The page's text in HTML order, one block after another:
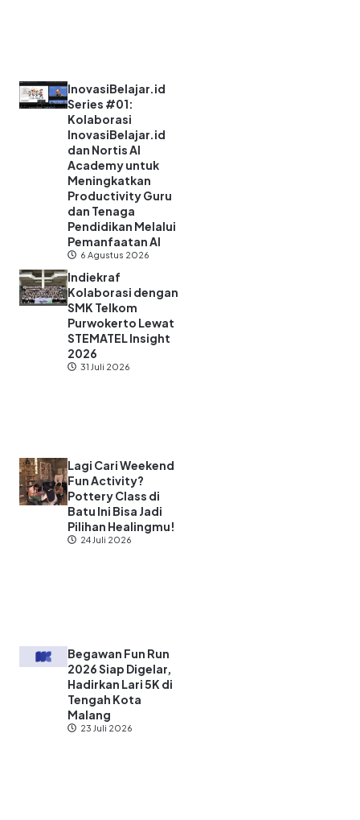
InovasiBelajar.id
Series #01:
Kolaborasi
InovasiBelajar.id
dan Nortis AI
Academy untuk
Meningkatkan
Productivity Guru
dan Tenaga
Pendidikan Melalui
Pemanfaatan AI
6 Agustus 2026
Indiekraf
Kolaborasi dengan
SMK Telkom
Purwokerto Lewat
STEMATEL Insight
2026
31 Juli 2026
Lagi Cari Weekend
Fun Activity?
Pottery Class di
Batu Ini Bisa Jadi
Pilihan Healingmu!
24 Juli 2026
Begawan Fun Run
2026 Siap Digelar,
Hadirkan Lari 5K di
Tengah Kota
Malang
23 Juli 2026